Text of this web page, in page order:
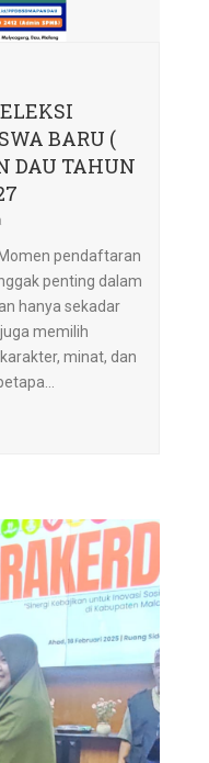
BARU (
DAU TAHUN
pendaftaran
penting dalam
hanya sekadar
memilih
minat, dan